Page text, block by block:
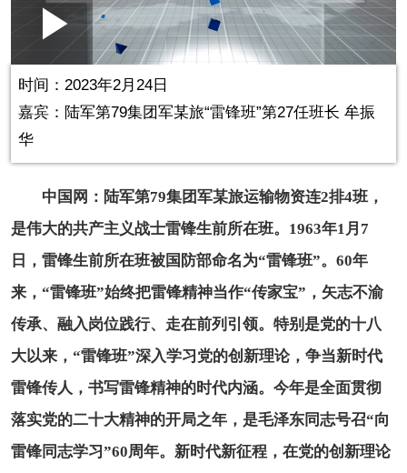
Play
Video
Mute
Picture-
Picture
时间：2023年2月24日
嘉宾：陆军第79集团军某旅“雷锋班”第27任班长 牟振
华
中国网：陆军第79集团军某旅运输物资连2排4班，
是伟大的共产主义战士雷锋生前所在班。1963年1月7
日，雷锋生前所在班被国防部命名为“雷锋班”。60年
来，“雷锋班”始终把雷锋精神当作“传家宝”，矢志不渝
传承、融入岗位践行、走在前列引领。特别是党的十八
大以来，“雷锋班”深入学习党的创新理论，争当新时代
雷锋传人，书写雷锋精神的时代内涵。今年是全面贯彻
落实党的二十大精神的开局之年，是毛泽东同志号召“向
雷锋同志学习”60周年。新时代新征程，在党的创新理论